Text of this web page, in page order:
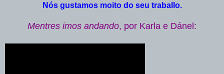
Nós gustamos moito do seu traballo.
Mentres imos andando, por Karla e Dánel: